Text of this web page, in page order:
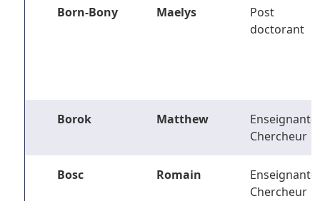
Born-Bony Maelys
Post
doctorant
Borok Matthew
Enseignant-
Chercheur
Bosc Romain
Enseignant-
Chercheur